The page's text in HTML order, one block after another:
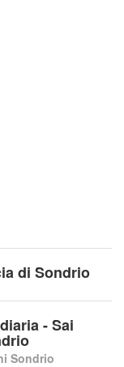
di Sondrio
- Sai
Sondrio